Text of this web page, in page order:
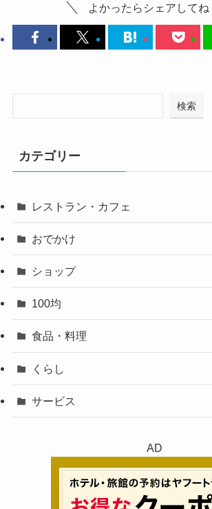
よかったらシェアしてね
検索
カテゴリー
レストラン・カフェ
おでかけ
ショップ
100均
食品・料理
くらし
サービス
AD